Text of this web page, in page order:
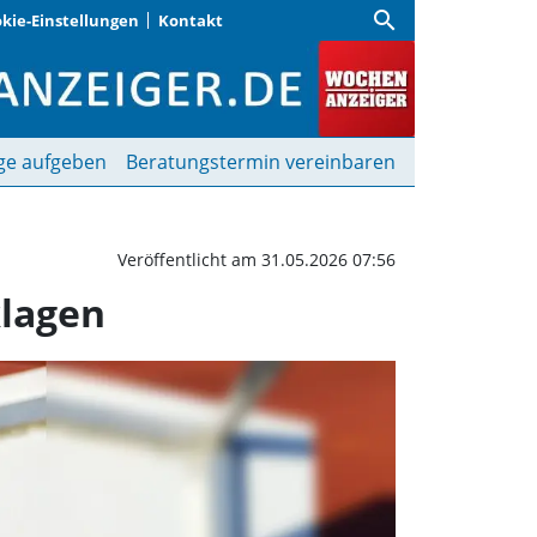
Einstellungen Kontakt search
Basketballanlage
aufgeben Beratungstermin vereinbaren
Veröffentlicht am 31.05.2026 07:56